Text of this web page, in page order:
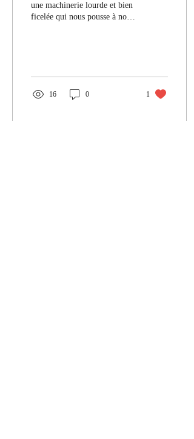
une machinerie lourde et bien
ficelée qui nous pousse à nous
16 0 1